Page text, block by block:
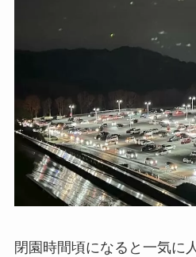
閉園時間頃になると一気に